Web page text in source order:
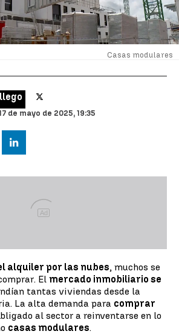
Casas modulares
de mayo de 2025, 19:35
Ad
alquiler por las nubes, muchos se
El mercado inmobiliario se
tantas viviendas desde la
La alta demanda para comprar
al sector a reinventarse en lo
casas modulares.